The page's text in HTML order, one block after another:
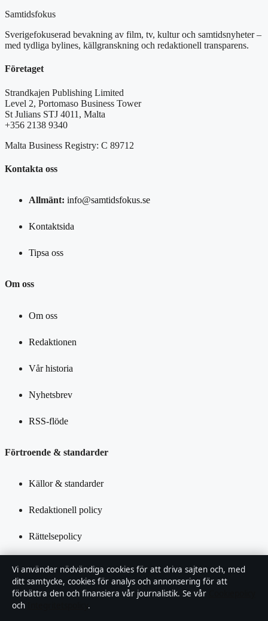
Samtidsfokus
Sverigefokuserad bevakning av film, tv, kultur och samtidsnyheter –
med tydliga bylines, källgranskning och redaktionell transparens.
Företaget
Strandkajen Publishing Limited
Level 2, Portomaso Business Tower
St Julians STJ 4011, Malta
+356 2138 9340
Malta Business Registry: C 89712
Kontakta oss
Allmänt: info@samtidsfokus.se
Kontaktsida
Tipsa oss
Om oss
Om oss
Redaktionen
Vår historia
Nyhetsbrev
RSS-flöde
Förtroende & standarder
Källor & standarder
Redaktionell policy
Rättelsepolicy
Integritetspolicy
Vi använder nödvändiga cookies för att driva sajten och, med
ditt samtycke, cookies för analys och annonsering för att
förbättra den och finansiera vår journalistik. Se vår
och
.